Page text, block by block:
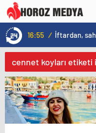
16:55 / İftardan,
cennet koyları etiketi